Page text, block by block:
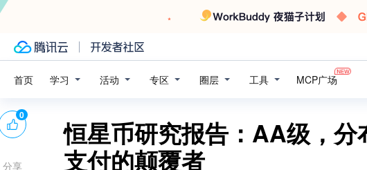
首页 学习 活动 专区 圈层 工具 MCP广场
恒星币研究报告：AA级，
支付的颠覆者
0
分享